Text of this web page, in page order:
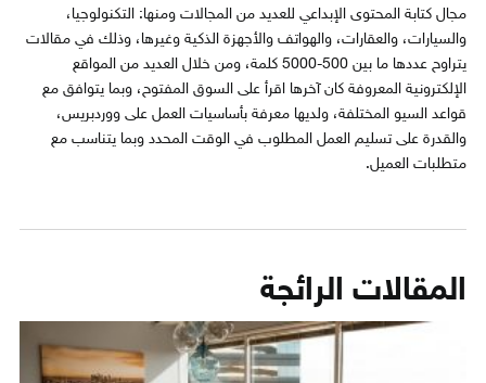
مجال كتابة المحتوى الإبداعي للعديد من المجالات ومنها: التكنولوجيا،
والسيارات، والعقارات، والهواتف والأجهزة الذكية وغيرها، وذلك في مقالات
يتراوح عددها ما بين 500-5000 كلمة، ومن خلال العديد من المواقع
الإلكترونية المعروفة كان آخرها اقرأ على السوق المفتوح، وبما يتوافق مع
قواعد السيو المختلفة، ولديها معرفة بأساسيات العمل على ووردبريس،
والقدرة على تسليم العمل المطلوب في الوقت المحدد وبما يتناسب مع
متطلبات العميل.
المقالات الرائجة